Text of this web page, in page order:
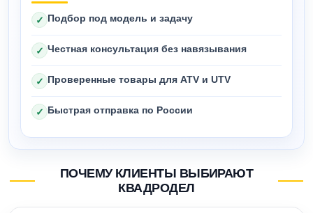
✓ Подбор под модель и задачу
✓ Честная консультация без навязывания
✓ Проверенные товары для ATV и UTV
✓ Быстрая отправка по России
ПОЧЕМУ КЛИЕНТЫ ВЫБИРАЮТ
КВАДРОДЕЛ